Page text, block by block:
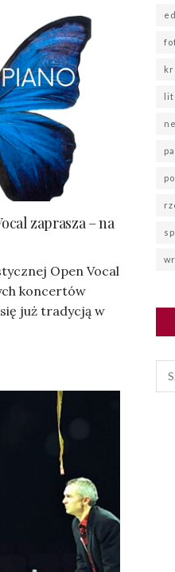
zaprasza – na
Open Vocal
koncertów
już tradycją w